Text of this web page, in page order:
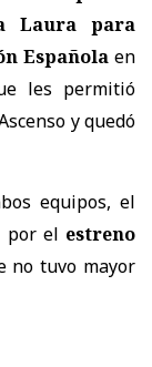
Laura para
Españolaen
les permitió
y quedó
equipos, el
por el estreno
no tuvo mayor